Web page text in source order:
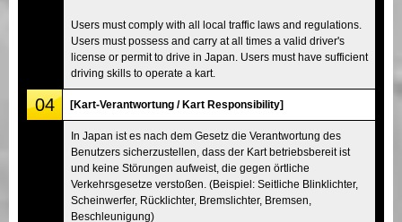
Users must comply with all local traffic laws and regulations.
Users must possess and carry at all times a valid driver's
license or permit to drive in Japan. Users must have sufficient
driving skills to operate a kart.
04 [Kart-Verantwortung / Kart Responsibility]
In Japan ist es nach dem Gesetz die Verantwortung des
Benutzers sicherzustellen, dass der Kart betriebsbereit ist
und keine Störungen aufweist, die gegen örtliche
Verkehrsgesetze verstoßen. (Beispiel: Seitliche Blinklichter,
Scheinwerfer, Rücklichter, Bremslichter, Bremsen,
Beschleunigung)